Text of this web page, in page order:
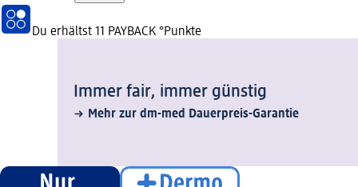
Du erhältst 11 PAYBACK °Punkte
Immer fair,­ immer günstig
Mehr zur dm-med Dauerpreis-Garantie